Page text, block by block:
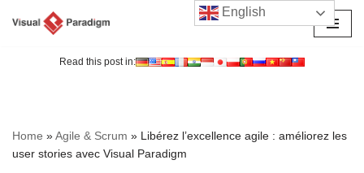
Read this post in:
Home »Agile & Scrum » Libérez l’excellence agile : améliorez les
user stories avec Visual Paradigm
English